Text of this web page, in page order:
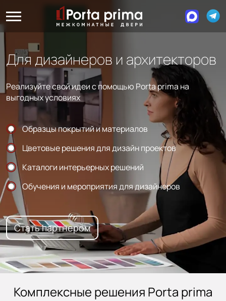
Для дизайнеров и архитекторов
Реализуйте свой идеи с помощью Porta prima на
выгодных условиях
Образцы покрытий и материалов
Цветовые решения для дизайн проектов
Каталоги интерьерных решений
Обучения и мероприятия для дизайнеров
Стать партнером
Комплексные решения Porta prima